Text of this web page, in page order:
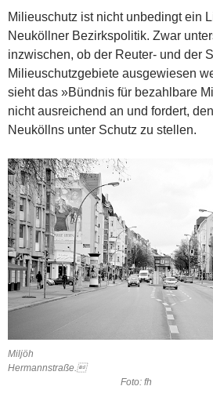
Milieuschutz ist nicht unbedingt ein
Neuköllner Bezirkspolitik. Zwar
inzwischen, ob der Reuter- und der
Milieuschutzgebiete ausgewiesen
sieht das »Bündnis für bezahlbare
nicht ausreichend an und fordert,
Neuköllns unter Schutz zu stellen.
Miljöh
Foto: fh